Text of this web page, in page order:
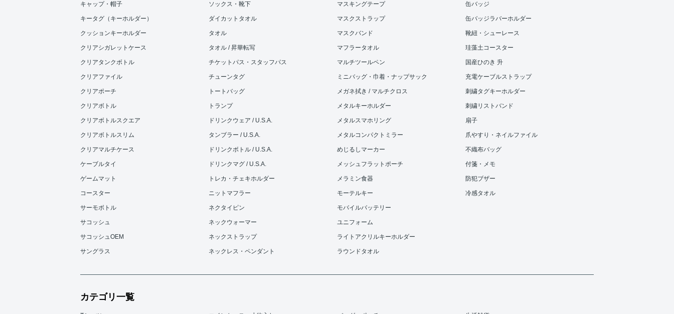
キャップ・帽子
キータグ（キーホルダー）
クッションキーホルダー
クリアシガレットケース
クリアタンクボトル
クリアファイル
クリアポーチ
クリアボトル
クリアボトルスクエア
クリアボトルスリム
クリアマルチケース
ケーブルタイ
ゲームマット
コースター
サーモボトル
サコッシュ
サコッシュOEM
サングラス
ソックス・靴下
ダイカットタオル
タオル
タオル / 昇華転写
チケットパス・スタッフパス
チューンタグ
トートバッグ
トランプ
ドリンクウェア / U.S.A.
タンブラー / U.S.A.
ドリンクボトル / U.S.A.
ドリンクマグ / U.S.A.
トレカ・チェキホルダー
ニットマフラー
ネクタイピン
ネックウォーマー
ネックストラップ
ネックレス・ペンダント
マスキングテープ
マスクストラップ
マスクバンド
マフラータオル
マルチツールペン
ミニバッグ・巾着・ナップサック
メガネ拭き / マルチクロス
メタルキーホルダー
メタルスマホリング
メタルコンパクトミラー
めじるしマーカー
メッシュフラットポーチ
メラミン食器
モーテルキー
モバイルバッテリー
ユニフォーム
ライトアクリルキーホルダー
ラウンドタオル
缶バッジ
缶バッジラバーホルダー
靴紐・シューレース
珪藻土コースター
国産ひのき 升
充電ケーブルストラップ
刺繍タグキーホルダー
刺繍リストバンド
扇子
爪やすり・ネイルファイル
不織布バッグ
付箋・メモ
防犯ブザー
冷感タオル
カテゴリ一覧